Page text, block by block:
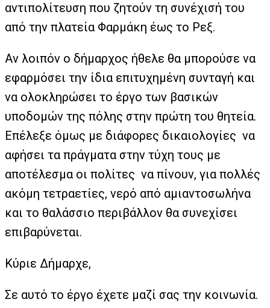
αντιπολίτευση που ζητούν τη συνέχισή του
από την πλατεία Φαρμάκη έως το Ρεξ.
Αν λοιπόν ο δήμαρχος ήθελε θα μπορούσε να
εφαρμόσει την ίδια επιτυχημένη συνταγή και
να ολοκληρώσει το έργο των βασικών
υποδομών της πόλης στην πρώτη του θητεία.
Επέλεξε όμως με διάφορες δικαιολογίες να
αφήσει τα πράγματα στην τύχη τους με
αποτέλεσμα οι πολίτες να πίνουν, για πολλές
ακόμη τετραετίες, νερό από αμιαντοσωλήνα
και το θαλάσσιο περιβάλλον θα συνεχίσει
επιβαρύνεται.
Κύριε Δήμαρχε,
Σε αυτό το έργο έχετε μαζί σας την κοινωνία.